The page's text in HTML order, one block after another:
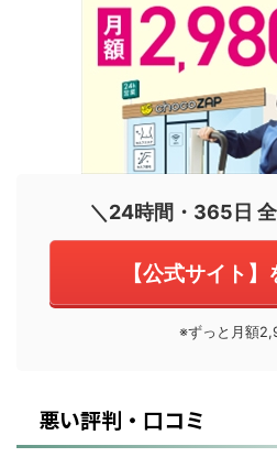
＼24時間・365日
【公式サイト
※ずっと月額
悪い評判・口コミ